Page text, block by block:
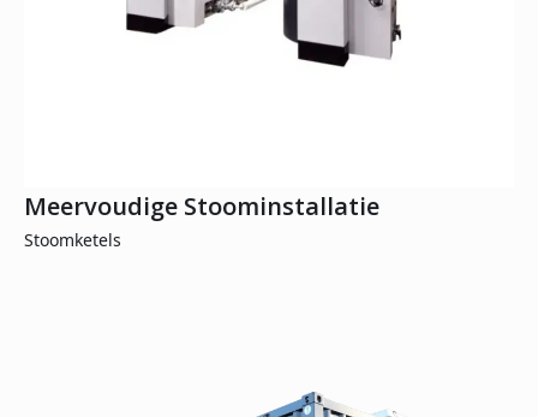
Meervoudige Stoominstallatie
Stoomketels